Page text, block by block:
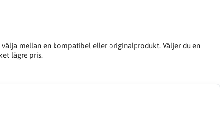
välja mellan en kompatibel eller originalprodukt. Väljer du en
lägre pris.